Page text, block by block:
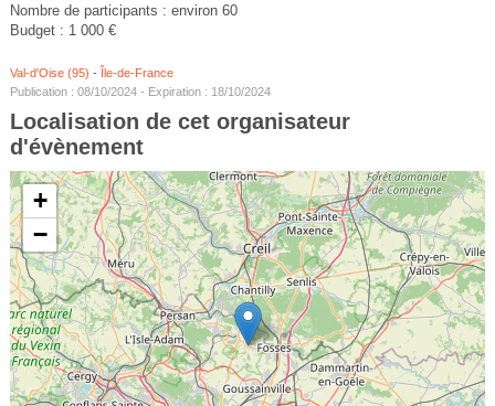
Nombre de participants : environ 60
Budget : 1 000 €
Val-d'Oise (95) - Île-de-France
Publication : 08/10/2024 - Expiration : 18/10/2024
Localisation de cet organisateur
d'évènement
+
−